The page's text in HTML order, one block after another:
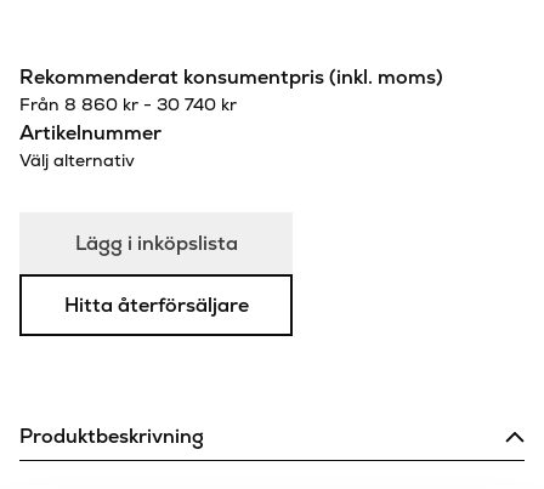
Rekommenderat konsumentpris (inkl. moms)
Från 8 860 kr - 30 740 kr
Artikelnummer
Välj alternativ
Lägg i inköpslista
Hitta återförsäljare
Produktbeskrivning